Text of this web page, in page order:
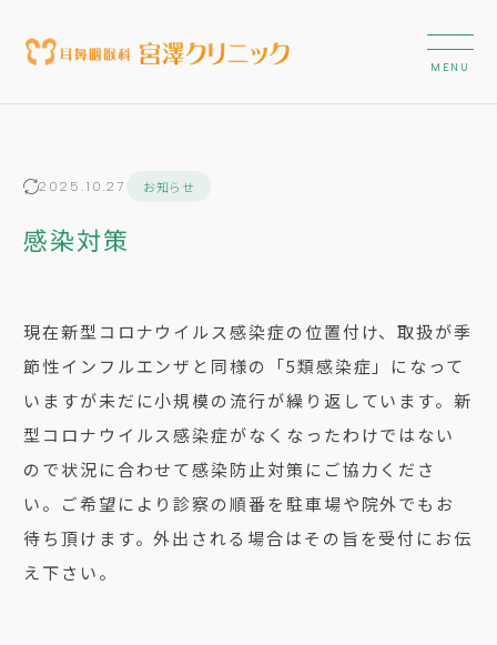
2025.10.27 お知らせ
感染対策
現在新型コロナウイルス感染症の位置付け、取扱が季
節性インフルエンザと同様の「5類感染症」になって
いますが未だに小規模の流行が繰り返しています。新
型コロナウイルス感染症がなくなったわけではない
ので状況に合わせて感染防止対策にご協力くださ
い。ご希望により診察の順番を駐車場や院外でもお
待ち頂けます。外出される場合はその旨を受付にお伝
え下さい。